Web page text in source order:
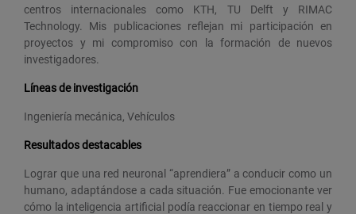
centros internacionales como KTH, TU Delft y RIMAC
Technology. Mis publicaciones reflejan mi participación en
proyectos y mi compromiso con la formación de nuevos
investigadores.
Líneas de investigación
Ingeniería mecánica, Vehículos
Resultados destacables
Lograr que una red neuronal “aprendiera” a conducir como un
humano, adaptándose a cada situación. Fue emocionante ver
cómo la inteligencia artificial podía reaccionar en tiempo real y